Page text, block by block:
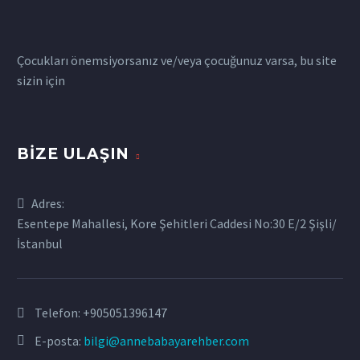
Çocukları önemsiyorsanız ve/veya çocuğunuz varsa, bu site
sizin için
BIZE ULAŞIN
Adres:
Esentepe Mahallesi, Kore Şehitleri Caddesi No:30 E/2 Şişli/
İstanbul
Telefon: +905051396147
E-posta: bilgi@annebabayarehber.com